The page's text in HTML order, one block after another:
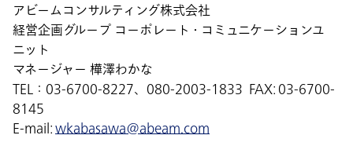
アビームコンサルティング株式会社
経営企画グループ コーポレート・コミュニケーションユ
ニット
マネージャー 樺澤わかな
TEL：03-6700-8227、080-2003-1833 FAX: 03-6700-
8145
E-mail:wkabasawa@abeam.com